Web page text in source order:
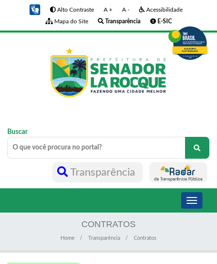
Alto Contraste A + A -
Acessibilidade
Mapa do Site
Transparência E-SIC
Buscar
Transparência
Toggle
CONTRATOS
Home Transparência Contratos